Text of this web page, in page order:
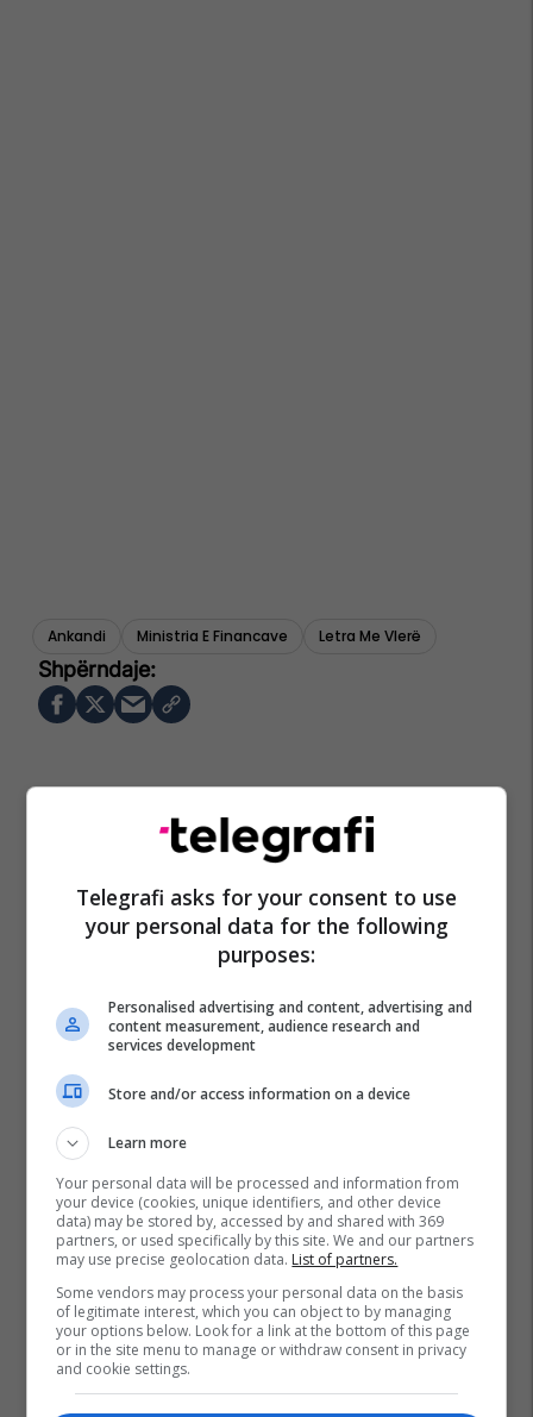
Ankandi Ministria E Financave Letra Me Vlerë
Telegrafi asks for your consent to use
your personal data for the following
purposes:
Personalised advertising and content, advertising and
content measurement, audience research and
services development
Store and/or access information on a device
Learn more
Your personal data will be processed and information from
your device (cookies, unique identifiers, and other device
data) may be stored by, accessed by and shared with 369
partners, or used specifically by this site. We and our partners
may use precise geolocation data. List of partners.
Some vendors may process your personal data on the basis
of legitimate interest, which you can object to by managing
your options below. Look for a link at the bottom of this page
or in the site menu to manage or withdraw consent in privacy
and cookie settings.